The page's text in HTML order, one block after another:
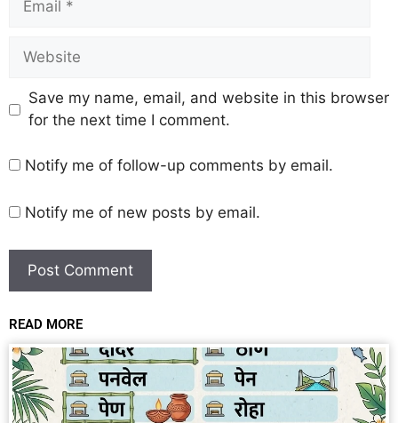
Save my name, email, and website in this browser
for the next time I comment.
Notify me of follow-up comments by email.
Notify me of new posts by email.
READ MORE